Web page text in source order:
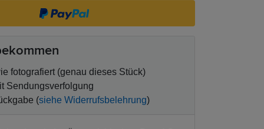
fotografiert (genau dieses Stück)
Sendungsverfolgung
(siehe Widerrufsbelehrung)